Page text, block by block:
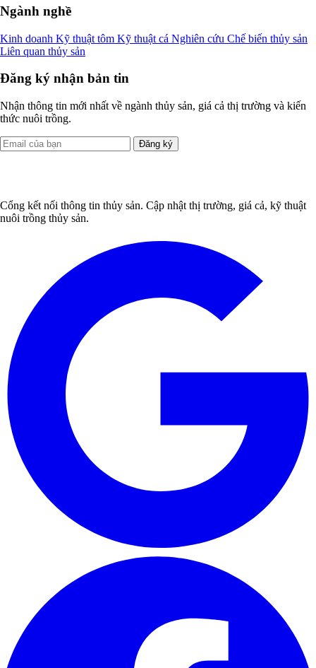
Ngành nghề
Kinh doanh Kỹ thuật tôm Kỹ thuật cá Nghiên cứu Chế biến thủy sản
Liên quan thủy sản
Đăng ký nhận bản tin
Nhận thông tin mới nhất về ngành thủy sản, giá cả thị trường và kiến
thức nuôi trồng.
Đăng ký
Cổng kết nối thông tin thủy sản. Cập nhật thị trường, giá cả, kỹ thuật
nuôi trồng thủy sản.